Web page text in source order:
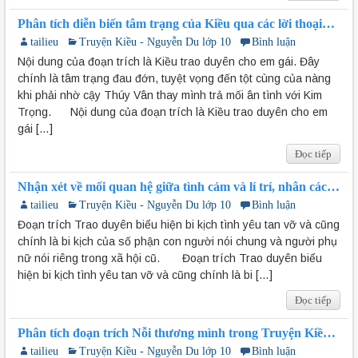
Phân tích diễn biến tâm trạng của Kiều qua các lời thoại
trong đoạn trích Trao duyên?
tailieu Truyện Kiều - Nguyễn Du lớp 10 Bình luận
Nội dung của đoạn trích là Kiều trao duyên cho em gái. Đây
chính là tâm trạng đau đớn, tuyệt vọng đến tột cùng của nàng
khi phải nhờ cậy Thúy Vân thay mình trả mối ân tình với Kim
Trọng. Nội dung của đoạn trích là Kiều trao duyên cho em
gái […]
Đọc tiếp
Nhận xét về mối quan hệ giữa tình cảm và lí trí, nhân cách
và thân phận của Kiều trong đoạn trích Trao duyên
tailieu Truyện Kiều - Nguyễn Du lớp 10 Bình luận
Đoạn trích Trao duyên biểu hiện bi kịch tình yêu tan vỡ và cũng
chính là bi kịch của số phận con người nói chung và người phụ
nữ nói riêng trong xã hội cũ. Đoạn trích Trao duyên biểu
hiện bi kịch tình yêu tan vỡ và cũng chính là bi […]
Đọc tiếp
Phân tích đoạn trích Nỗi thương mình trong Truyện Kiều
của Nguyễn Du
tailieu Truyện Kiều - Nguyễn Du lớp 10 Bình luận